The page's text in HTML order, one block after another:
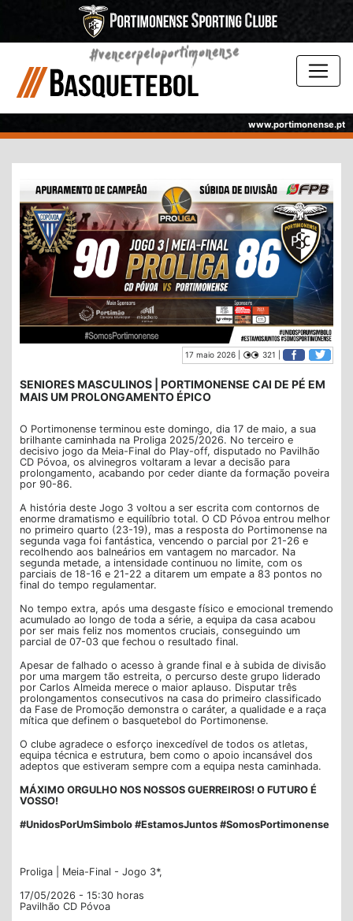
www.portimonense.pt
17 maio 2026 | 321 |
SENIORES MASCULINOS | PORTIMONENSE CAI DE PÉ EM
MAIS UM PROLONGAMENTO ÉPICO
O Portimonense terminou este domingo, dia 17 de maio, a sua
brilhante caminhada na Proliga 2025/2026. No terceiro e
decisivo jogo da Meia-Final do Play-off, disputado no Pavilhão
CD Póvoa, os alvinegros voltaram a levar a decisão para
prolongamento, acabando por ceder diante da formação poveira
por 90-86.
A história deste Jogo 3 voltou a ser escrita com contornos de
enorme dramatismo e equilíbrio total. O CD Póvoa entrou melhor
no primeiro quarto (23-19), mas a resposta do Portimonense na
segunda vaga foi fantástica, vencendo o parcial por 21-26 e
recolhendo aos balneários em vantagem no marcador. Na
segunda metade, a intensidade continuou no limite, com os
parciais de 18-16 e 21-22 a ditarem um empate a 83 pontos no
final do tempo regulamentar.
No tempo extra, após uma desgaste físico e emocional tremendo
acumulado ao longo de toda a série, a equipa da casa acabou
por ser mais feliz nos momentos cruciais, conseguindo um
parcial de 07-03 que fechou o resultado final.
Apesar de falhado o acesso à grande final e à subida de divisão
por uma margem tão estreita, o percurso deste grupo liderado
por Carlos Almeida merece o maior aplauso. Disputar três
prolongamentos consecutivos na casa do primeiro classificado
da Fase de Promoção demonstra o caráter, a qualidade e a raça
mítica que definem o basquetebol do Portimonense.
O clube agradece o esforço inexcedível de todos os atletas,
equipa técnica e estrutura, bem como o apoio incansável dos
adeptos que estiveram sempre com a equipa nesta caminhada.
MÁXIMO ORGULHO NOS NOSSOS GUERREIROS! O FUTURO É
VOSSO!
#UnidosPorUmSimbolo #EstamosJuntos #SomosPortimonense
Proliga | Meia-Final - Jogo 3*,
17/05/2026 - 15:30 horas
Pavilhão CD Póvoa